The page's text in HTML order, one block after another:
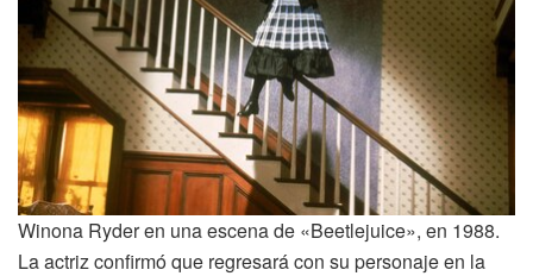
Winona Ryder en una escena de «Beetlejuice», en 1988.
La actriz confirmó que regresará con su personaje en la